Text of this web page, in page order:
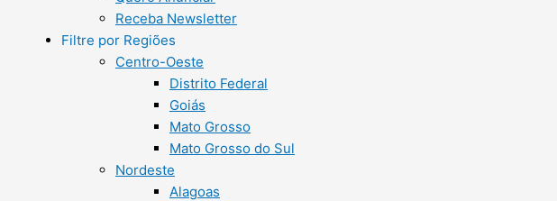
Receba Newsletter
Filtre por Regiões
Centro-Oeste
Distrito Federal
Goiás
Mato Grosso
Mato Grosso do Sul
Nordeste
Alagoas